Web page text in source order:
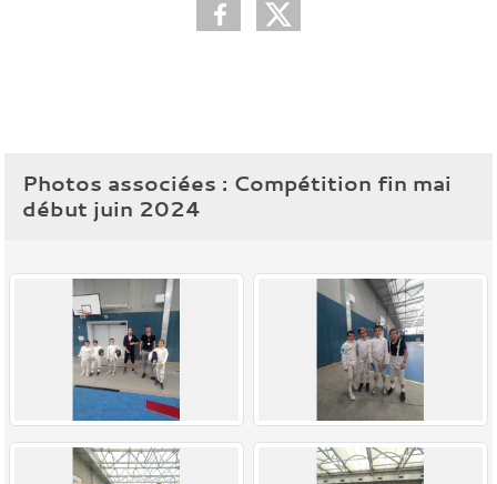
Photos associées : Compétition fin mai
début juin 2024